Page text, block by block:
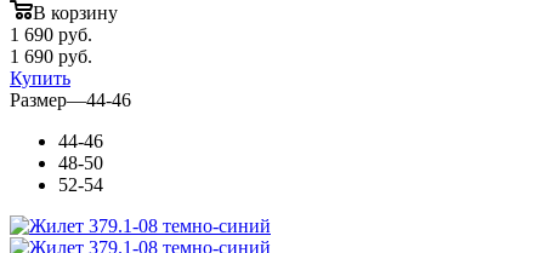
В корзину
1 690 руб.
1 690 руб.
Купить
Размер—44-46
44-46
48-50
52-54